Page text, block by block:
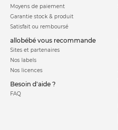
Moyens de paiement
Garantie stock & produit
Satisfait ou remboursé
allobébé vous recommande
Sites et partenaires
Nos labels
Nos licences
Besoin d'aide ?
FAQ